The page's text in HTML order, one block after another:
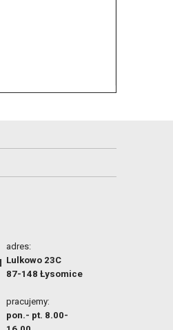
adres:
Lulkowo 23C
87-148 Łysomice
pracujemy:
pon.- pt. 8.00-